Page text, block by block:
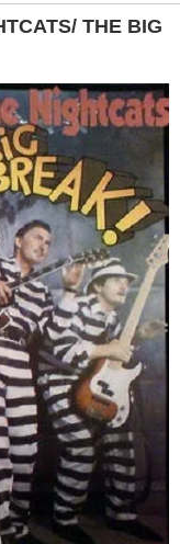
THE BIG